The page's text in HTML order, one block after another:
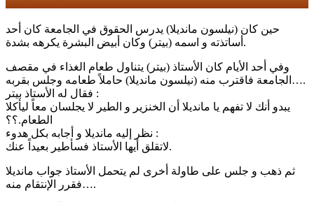
حين كان (نيلسون مانديلا) يدرس الحقوق في الجامعة كان أحد
أساتذته و اسمه (بيتر) وكان أبيض البشرة يكرهه بشدة.
وفي أحد الأيام كان الأستاذ (بيتر) يتناول طعام الغذاء في مقصف
الجامعة فاقترب منه (نيلسون مانديلا) حاملاً طعامه وجلس بقربه….
فقال له الأستاذ بيتر :
يبدو أنك لا تفهم يا مانديلا أن الخنزير و الطير لا يجلسان معاً ليأكلا
الطعام.؟؟
نظر إليه مانديلا و أجابه بكل هدوء :
لاتقلق أيها الأستاذ فسأطير بعيداً عنك.
ثم ذهب و جلس على طاولة أخرى لم يتحمل الأستاذ جواب مانديلا
فقرر الإنتقام منه….